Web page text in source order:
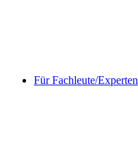
Für Fachleute/Experten